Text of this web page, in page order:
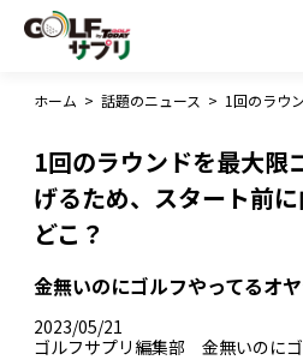
ホーム > 話題のニュース >
1回のラウンドを最大限
げるため、スタート前
どこ？
金無いのにゴルフやってるオ
2023/05/21
ゴルフサプリ編集部 金無いのに